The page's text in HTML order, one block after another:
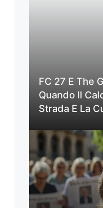
FC 27 E The
Quando Il
Strada E La